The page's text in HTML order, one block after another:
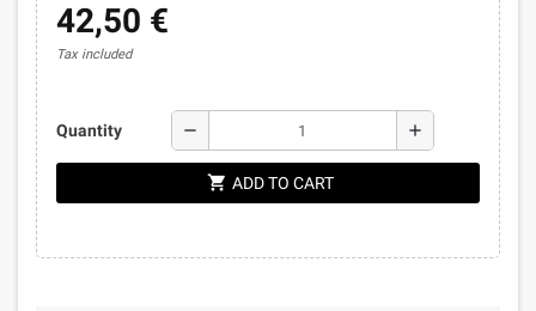
42,50 €
Tax included
Quantity remove add
shopping_cart ADD TO CART